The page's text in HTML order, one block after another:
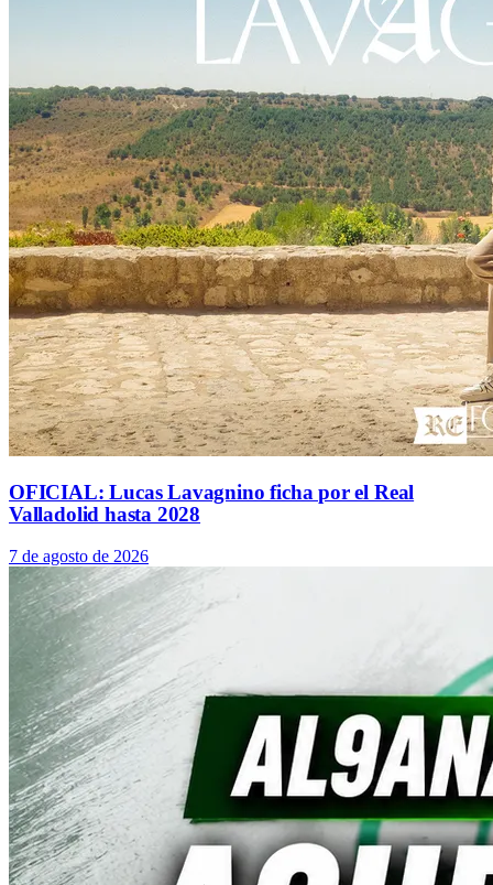
OFICIAL: Lucas Lavagnino ficha por el Real
Valladolid hasta 2028
7 de agosto de 2026